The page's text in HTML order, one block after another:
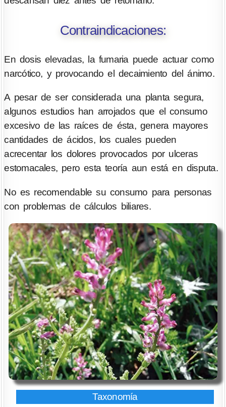
Contraindicaciones:
En dosis elevadas, la fumaria puede actuar como
narcótico, y provocando el decaimiento del ánimo.
A pesar de ser considerada una planta segura,
algunos estudios han arrojados que el consumo
excesivo de las raíces de ésta, genera mayores
cantidades de ácidos, los cuales pueden
acrecentar los dolores provocados por ulceras
estomacales, pero esta teoría aun está en disputa.
No es recomendable su consumo para personas
con problemas de cálculos biliares.